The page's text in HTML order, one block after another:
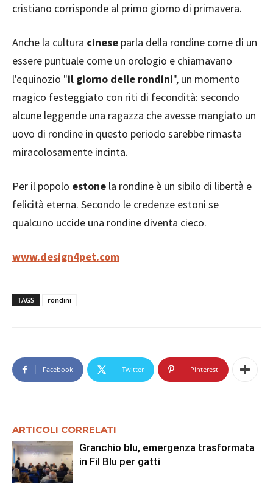
cristiano corrisponde al primo giorno di primavera.
Anche la cultura cinese parla della rondine come di un
essere puntuale come un orologio e chiamavano
l'equinozio "il giorno delle rondini", un momento
magico festeggiato con riti di fecondità: secondo
alcune leggende una ragazza che avesse mangiato un
uovo di rondine in questo periodo sarebbe rimasta
miracolosamente incinta.
Per il popolo estone la rondine è un sibilo di libertà e
felicità eterna. Secondo le credenze estoni se
qualcuno uccide una rondine diventa cieco.
www.design4pet.com
TAGS rondini
Facebook Twitter Pinterest
ARTICOLI CORRELATI
Granchio blu, emergenza trasformata
in Fil Blu per gatti